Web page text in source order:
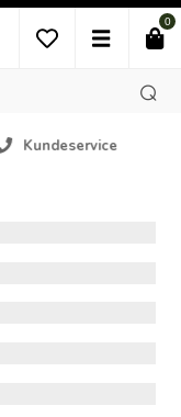
0